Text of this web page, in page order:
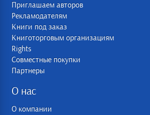
Приглашаем авторов
Рекламодателям
Книги под заказ
Книготорговым организациям
Rights
Совместные покупки
Партнеры
О нас
О компании